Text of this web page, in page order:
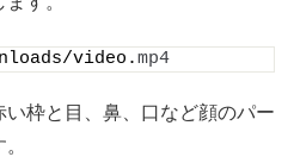
video.mp4
い枠と目、鼻、口など顔のパー